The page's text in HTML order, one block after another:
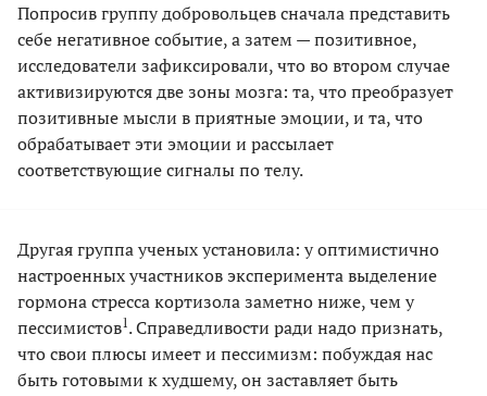
Попросив группу добровольцев сначала представить
себе негативное событие, а затем — позитивное,
исследователи зафиксировали, что во втором случае
активизируются две зоны мозга: та, что преобразует
позитивные мысли в приятные эмоции, и та, что
обрабатывает эти эмоции и рассылает
соответствующие сигналы по телу.
Другая группа ученых установила: у оптимистично
настроенных участников эксперимента выделение
гормона стресса кортизола заметно ниже, чем у
пессимистов1. Справедливости ради надо признать,
что свои плюсы имеет и пессимизм: побуждая нас
быть готовыми к худшему, он заставляет быть